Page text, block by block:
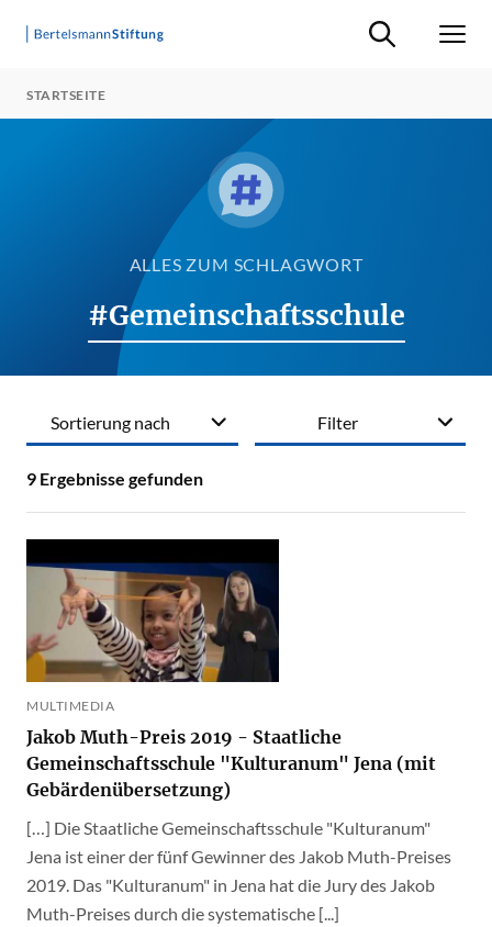
Suche ein-/
STARTSEITE
ALLES ZUM SCHLAGWORT
#Gemeinschaftsschule
Filter
9 Ergebnisse gefunden
Sortierung nach
MULTIMEDIA
Jakob Muth-Preis 2019 - Staatliche
Gemeinschaftsschule "Kulturanum" Jena (mit
Gebärdenübersetzung)
[…] Die Staatliche Gemeinschaftsschule "Kulturanum"
Jena ist einer der fünf Gewinner des Jakob Muth-Preises
2019. Das "Kulturanum" in Jena hat die Jury des Jakob
Muth-Preises durch die systematische [...]